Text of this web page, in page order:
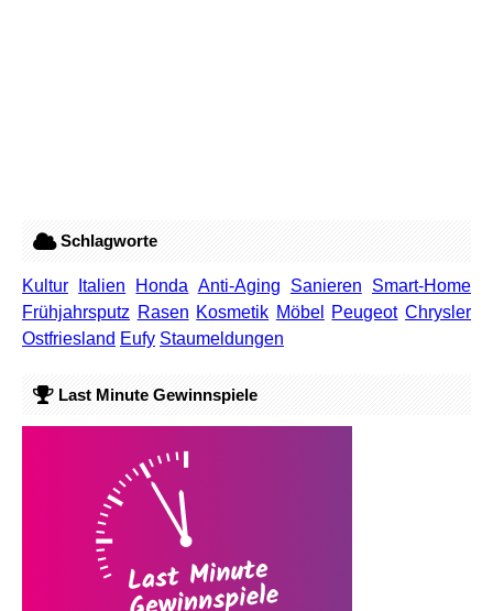
Schlagworte
Kultur Italien Honda Anti-Aging Sanieren
Smart-Home
Frühjahrsputz Rasen Kosmetik Möbel Peugeot Chrysler
Ostfriesland Eufy Staumeldungen
Last Minute Gewinnspiele